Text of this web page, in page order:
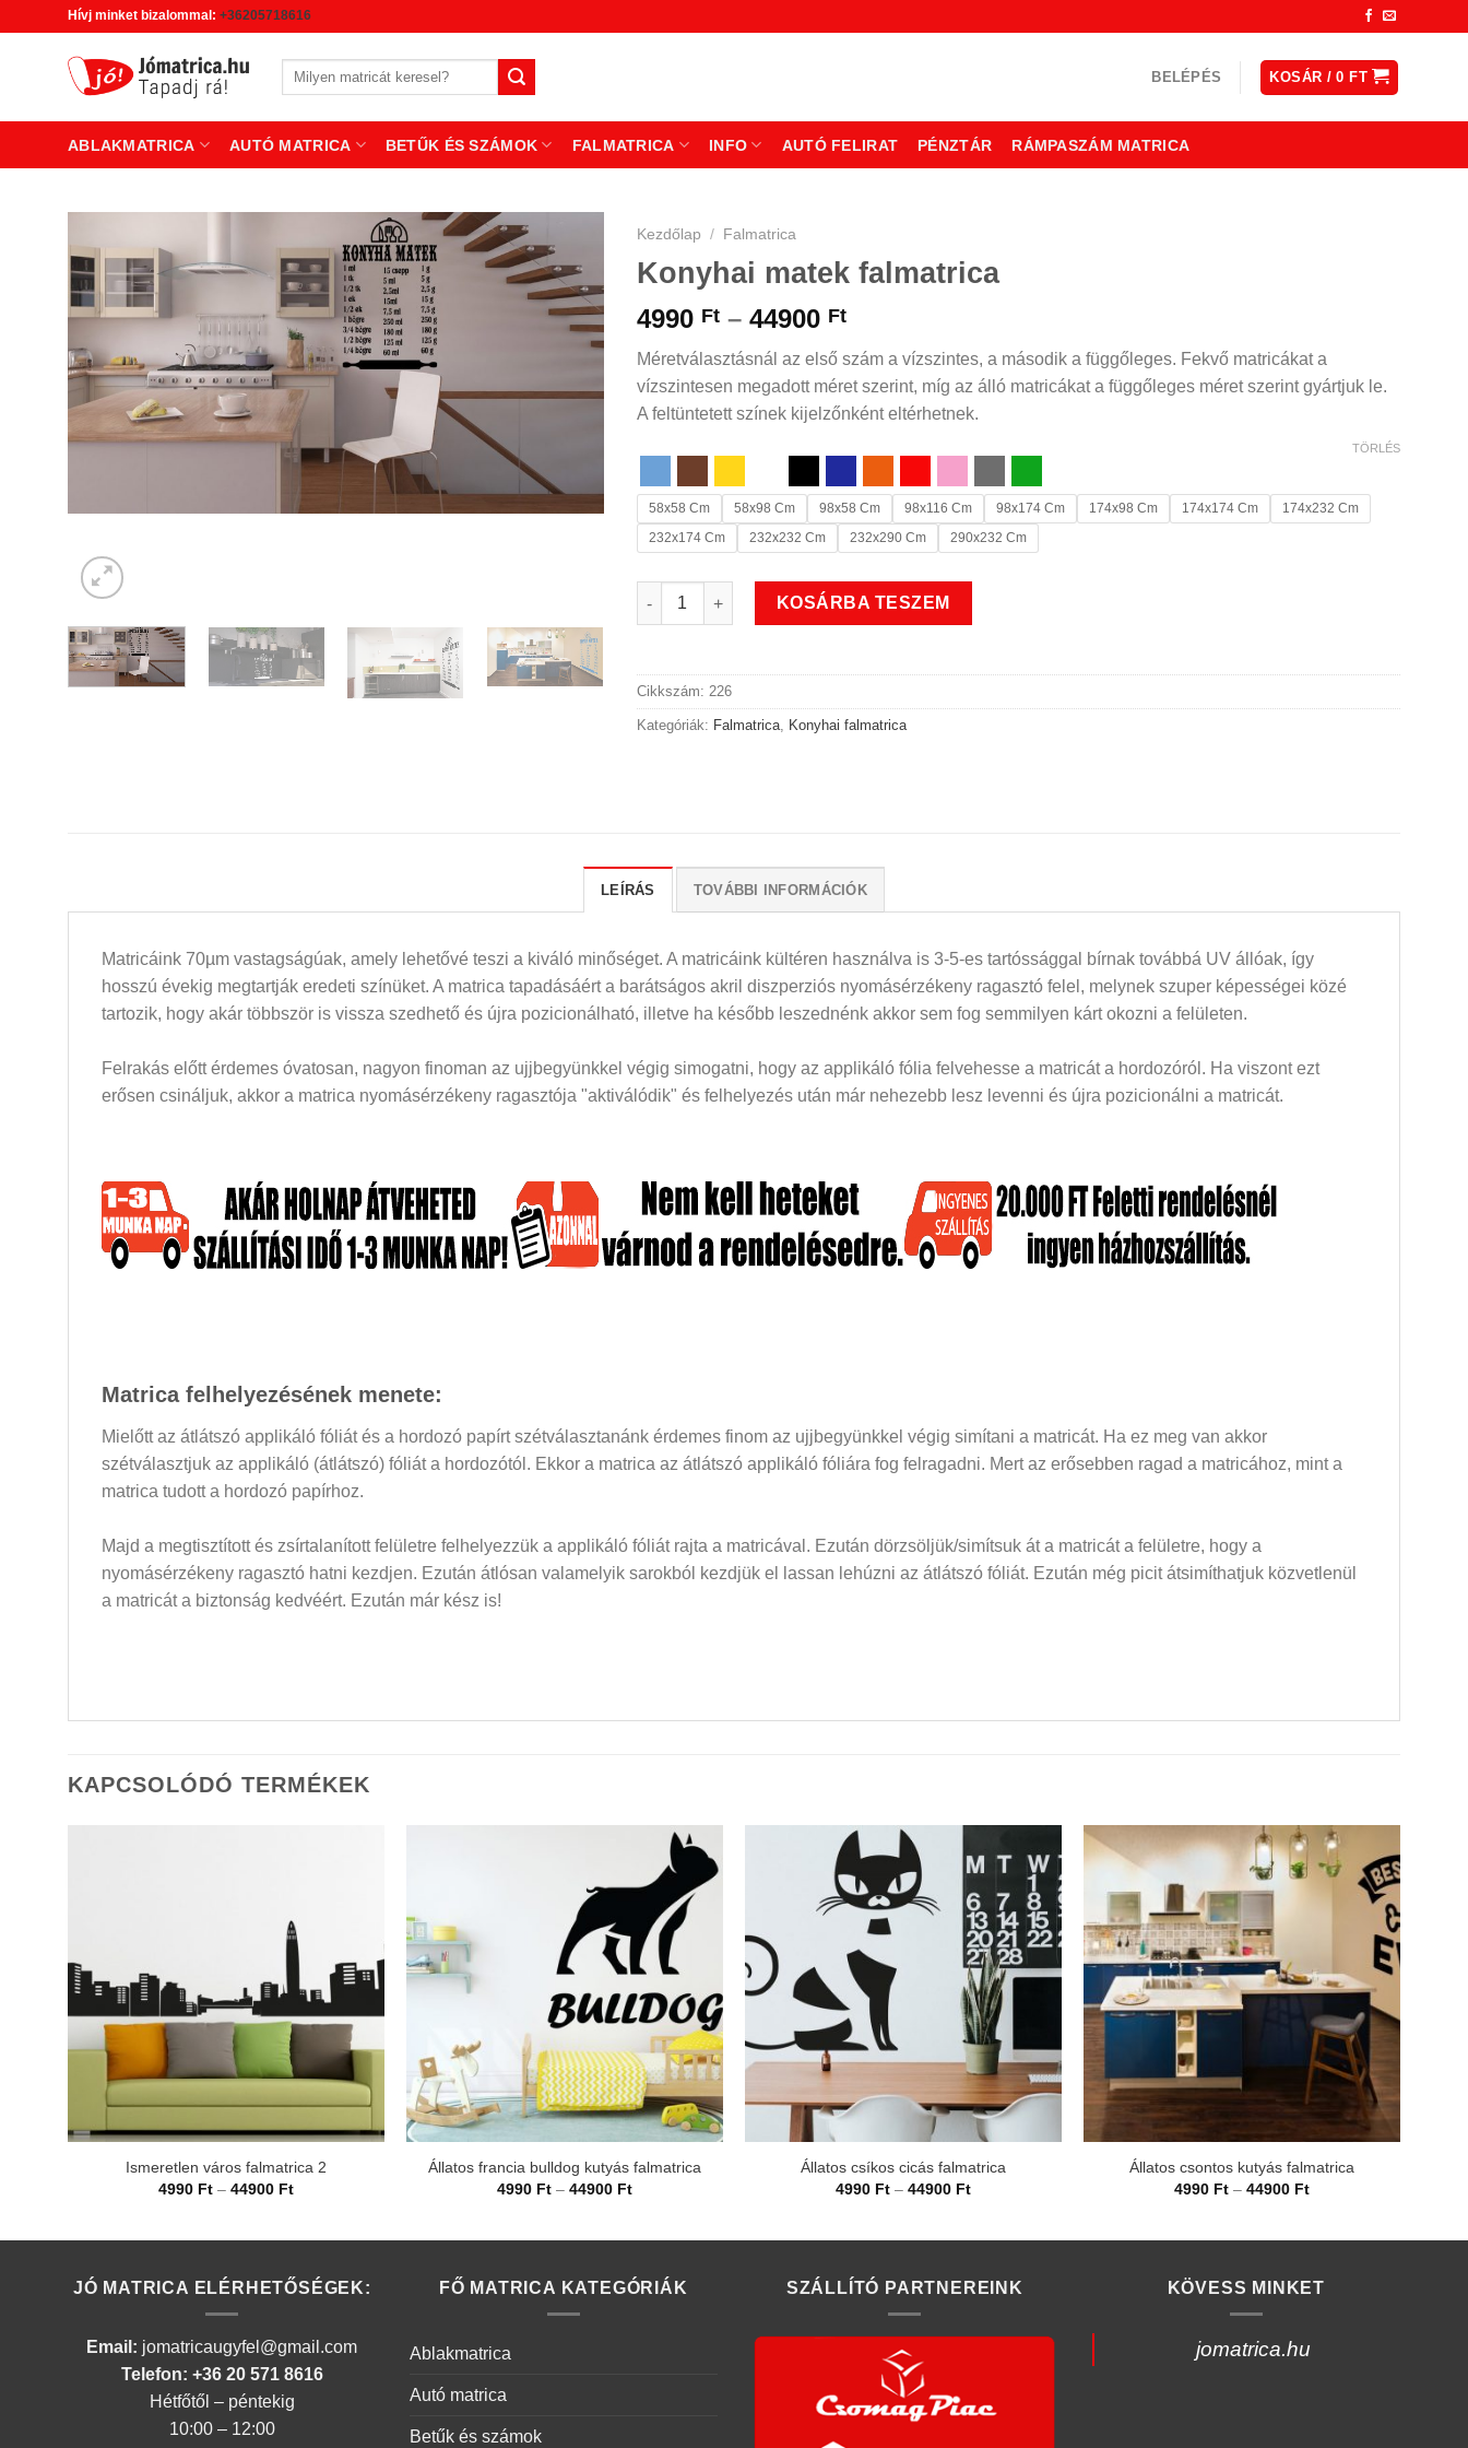
Hívj minket bizalommal: +36205718616
Keresés
BELÉPÉS KOSÁR /0FT
ABLAKMATRICA AUTÓ MATRICA BETŰK ÉS SZÁMOK FALMATRICA INFO AUTÓ FELIRAT PÉNZTÁR RÁMPASZÁM MATRICA
Kezdőlap / Falmatrica
Konyhai matek falmatrica
4990 Ft – 44900 FtÁrtartomány:
4990 Ft
-
44900 Ft
Méretválasztásnál az első szám a vízszintes, a második a függőleges. Fekvő matricákat a
vízszintesen megadott méret szerint, míg az álló matricákat a függőleges méret szerint gyártjuk le.
A feltüntetett színek kijelzőnként eltérhetnek.
58x58 Cm 58x98 Cm 98x58 Cm 98x116 Cm 98x174 Cm 174x98 Cm 174x174 Cm
174x232 Cm
232x174 Cm
232x232 Cm 232x290 Cm 290x232 Cm
TÖRLÉS
Konyhai matek falmatrica mennyiség
KOSÁRBA TESZEM
Cikkszám: 226
Kategóriák: Falmatrica, Konyhai falmatrica
LEÍRÁS TOVÁBBI INFORMÁCIÓK
Matricáink 70µm vastagságúak, amely lehetővé teszi a kiváló minőséget. A matricáink kültéren használva is 3-5-es tartóssággal bírnak továbbá UV állóak, így
hosszú évekig megtartják eredeti színüket. A matrica tapadásáért a barátságos akril diszperziós nyomásérzékeny ragasztó felel, melynek szuper képességei közé
tartozik, hogy akár többször is vissza szedhető és újra pozicionálható, illetve ha később leszednénk akkor sem fog semmilyen kárt okozni a felületen.
Felrakás előtt érdemes óvatosan, nagyon finoman az ujjbegyünkkel végig simogatni, hogy az applikáló fólia felvehesse a matricát a hordozóról. Ha viszont ezt
erősen csináljuk, akkor a matrica nyomásérzékeny ragasztója "aktiválódik" és felhelyezés után már nehezebb lesz levenni és újra pozicionálni a matricát.
Matrica felhelyezésének menete:
Mielőtt az átlátszó applikáló fóliát és a hordozó papírt szétválasztanánk érdemes finom az ujjbegyünkkel végig simítani a matricát. Ha ez meg van akkor
szétválasztjuk az applikáló (átlátszó) fóliát a hordozótól. Ekkor a matrica az átlátszó applikáló fóliára fog felragadni. Mert az erősebben ragad a matricához, mint a
matrica tudott a hordozó papírhoz.
Majd a megtisztított és zsírtalanított felületre felhelyezzük a applikáló fóliát rajta a matricával. Ezután dörzsöljük/simítsuk át a matricát a felületre, hogy a
nyomásérzékeny ragasztó hatni kezdjen. Ezután átlósan valamelyik sarokból kezdjük el lassan lehúzni az átlátszó fóliát. Ezután még picit átsimíthatjuk közvetlenül
a matricát a biztonság kedvéért. Ezután már kész is!
KAPCSOLÓDÓ TERMÉKEK
Ismeretlen város falmatrica 2
4990 Ft – 44900 FtÁrtartomány:
Állatos francia bulldog kutyás falmatrica
4990 Ft – 44900 FtÁrtartomány:
Állatos csíkos cicás falmatrica
4990 Ft – 44900 FtÁrtartomány:
Állatos csontos kutyás falmatrica
4990 Ft – 44900 FtÁrtartomány:
JÓ MATRICA ELÉRHETŐSÉGEK:
Email: jomatricaugyfel@gmail.com
Telefon: +36 20 571 8616
Hétfőtől – péntekig
10:00 – 12:00
FŐ MATRICA KATEGÓRIÁK
Ablakmatrica
Autó matrica
Betűk és számok
SZÁLLÍTÓ PARTNEREINK KÖVESS MINKET
jomatrica.hu